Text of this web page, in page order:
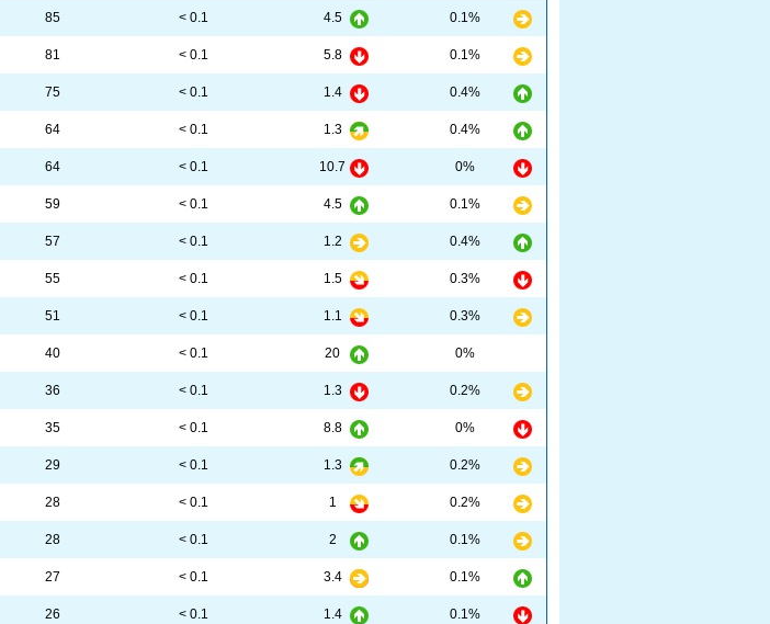
85 < 0.1 4.5 0.1%
81 < 0.1 5.8 0.1%
75 < 0.1 1.4 0.4%
64 < 0.1 1.3 0.4%
64 < 0.1 10.7 0%
59 < 0.1 4.5 0.1%
57 < 0.1 1.2 0.4%
55 < 0.1 1.5 0.3%
51 < 0.1 1.1 0.3%
40 < 0.1 20 0%
36 < 0.1 1.3 0.2%
35 < 0.1 8.8 0%
29 < 0.1 1.3 0.2%
28 < 0.1 1 0.2%
28 < 0.1 2 0.1%
27 < 0.1 3.4 0.1%
26 < 0.1 1.4 0.1%